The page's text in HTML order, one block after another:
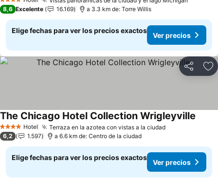
4 Estrellas
8,6 Excelente 16.169 a 3.3 km de: Torre Willis
Elige fechas para ver los precios exactos
Ver precios
Compartir
4 EstrellasHotel Terraza en la azotea con vistas a la ciudad
The Chicago Hotel Collection Wrigleyville
6,2 1.597 a 6.6 km de: Centro de la ciudad
Elige fechas para ver los precios exactos
Ver precios